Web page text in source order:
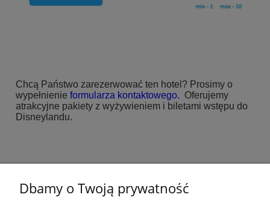
Chcą Państwo zarezerwować ten hotel? Prosimy o
wypełnienie formularza kontaktowego. Oferujemy
atrakcyjne pakiety z wyżywieniem i biletami wstępu do
Disneylandu.
Dbamy o Twoją prywatność